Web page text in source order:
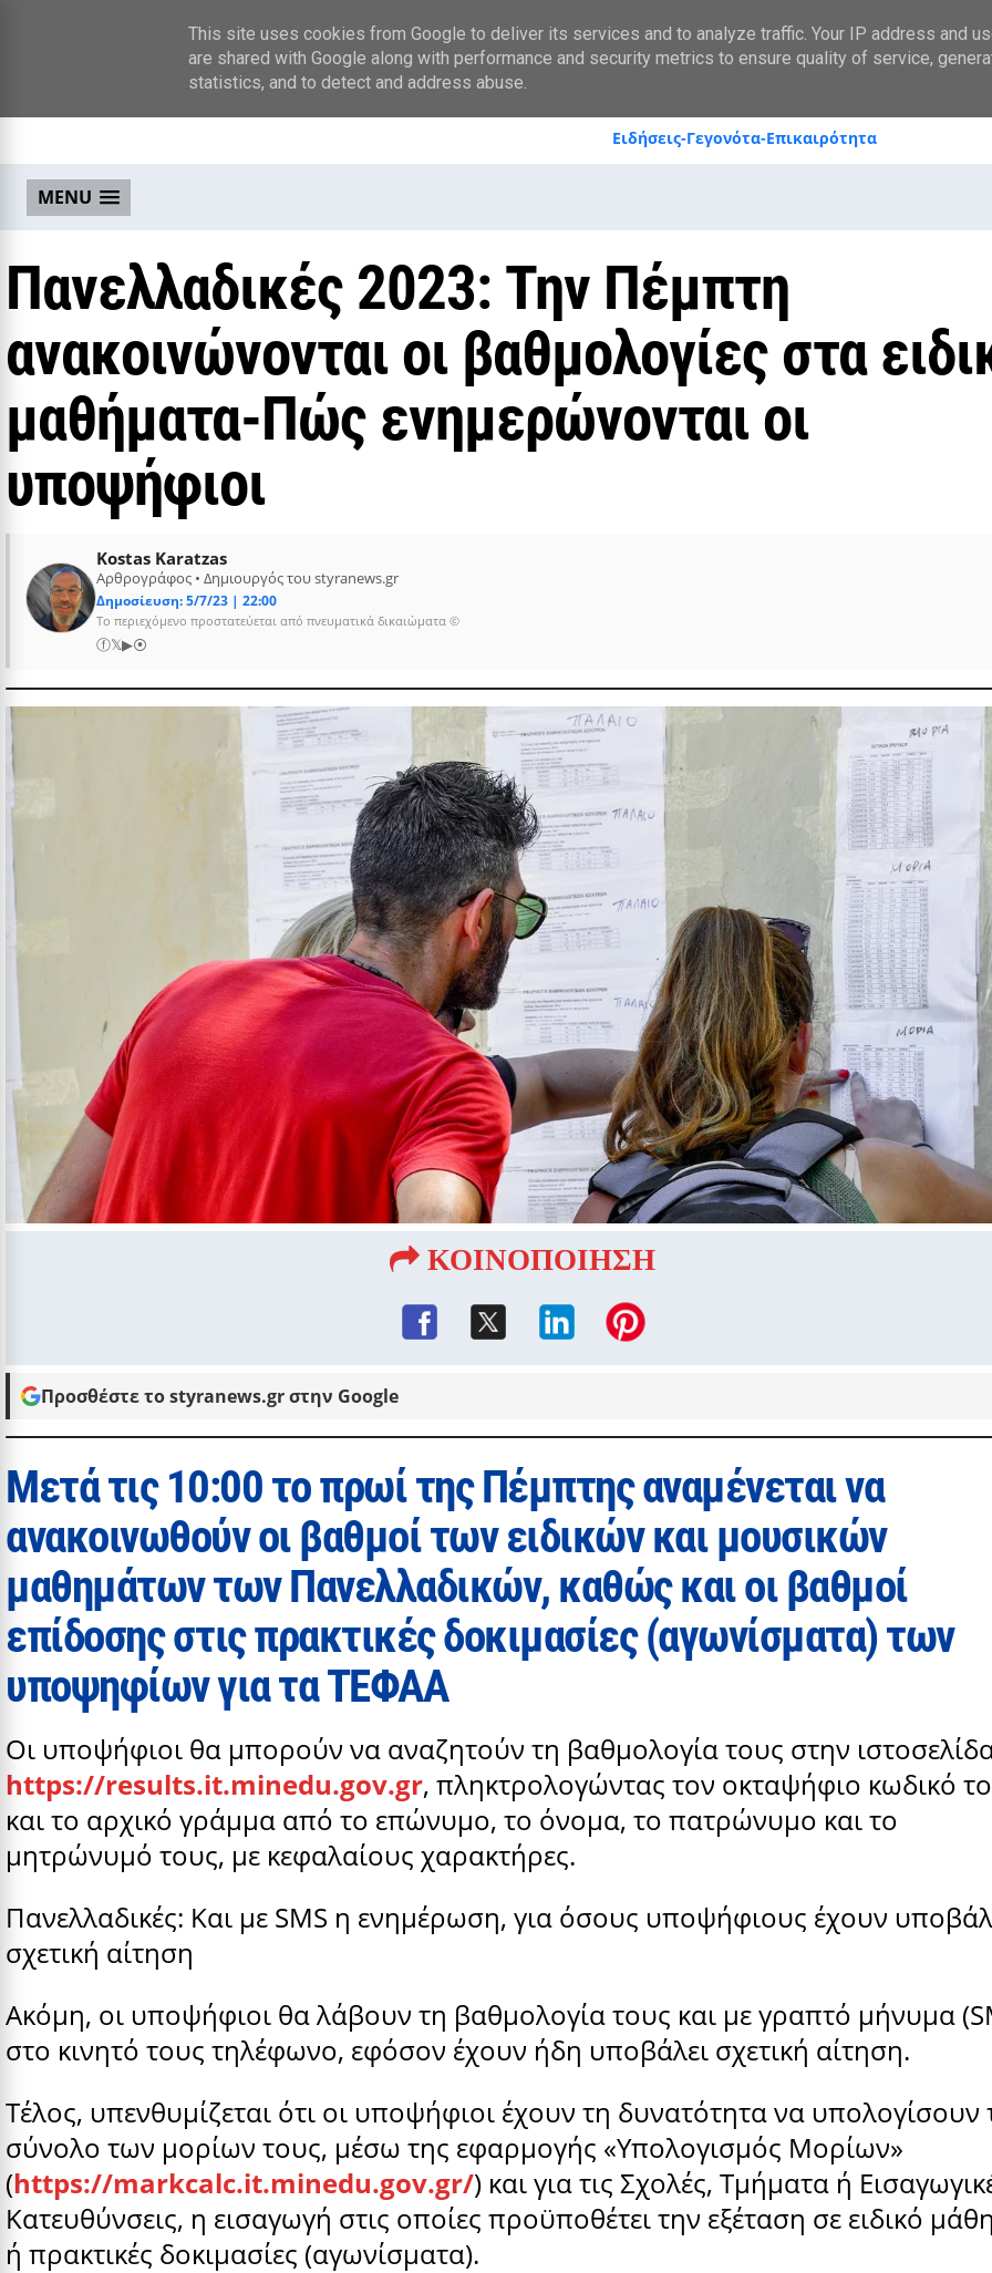
styranews.gr
Ειδήσεις-Γεγονότα-Επικαιρότητα
MENU
Πανελλαδικές 2023: Την Πέμπτη
ανακοινώνονται οι βαθμολογίες στα
μαθήματα-Πώς ενημερώνονται οι
υποψήφιοι
Kostas Karatzas
Αρθρογράφος • Δημιουργός του styranews.gr
Δημοσίευση: 5/7/23 | 22:00
Το περιεχόμενο προστατεύεται από πνευματικά δικαιώματα ©
ⓕ𝕏▶⦿
ΚΟΙΝΟΠΟΙΗΣΗ
Προσθέστε το styranews.gr στην Google
Μετά τις 10:00 το πρωί της Πέμπτης αναμένεται να
ανακοινωθούν οι βαθμοί των ειδικών και μουσικών
μαθημάτων των Πανελλαδικών, καθώς και οι βαθμοί
επίδοσης στις πρακτικές δοκιμασίες (αγωνίσματα) των
υποψηφίων για τα ΤΕΦΑΑ
Οι υποψήφιοι θα μπορούν να αναζητούν τη βαθμολογία τους στην
https://results.it.minedu.gov.gr, πληκτρολογώντας τον οκταψήφιο κωδικό
και το αρχικό γράμμα από το επώνυμο, το όνομα, το πατρώνυμο και το
μητρώνυμό τους, με κεφαλαίους χαρακτήρες.
Πανελλαδικές: Και με SMS η ενημέρωση, για όσους υποψήφιους έχουν
σχετική αίτηση
Ακόμη, οι υποψήφιοι θα λάβουν τη βαθμολογία τους και με γραπτό μήνυμα
στο κινητό τους τηλέφωνο, εφόσον έχουν ήδη υποβάλει σχετική αίτηση.
Τέλος, υπενθυμίζεται ότι οι υποψήφιοι έχουν τη δυνατότητα να υπολογίσουν
σύνολο των μορίων τους, μέσω της εφαρμογής «Υπολογισμός Μορίων»
(https://markcalc.it.minedu.gov.gr/) και για τις Σχολές, Τμήματα ή
Κατευθύνσεις, η εισαγωγή στις οποίες προϋποθέτει την εξέταση σε ειδικό
ή πρακτικές δοκιμασίες (αγωνίσματα).
This site uses cookies from Google to deliver its services and to analyze traffic. Your IP address and
are shared with Google along with performance and security metrics to ensure quality of service,
statistics, and to detect and address abuse.